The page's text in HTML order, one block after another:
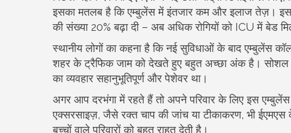
इसका मतलब है कि एम्बुलेंस में इंतजार कम और इलाज तेज़। इसके
की संख्या 20% बढ़ा दी – अब अधिक रोगियों को ICU में बेड
स्थानीय लोगों का कहना है कि नई सुविधाओं के बाद एम्बुलेंस
शहर के ट्रैफिक जाम को देखते हुए बहुत अच्छा अंक है। सोशल
का व्यवहार सहानुभूतिपूर्ण और पेशेवर था।
अगर आप दरभंगा में रहते हैं तो अपने परिवार के लिए इस
एक्सरसाइज़, जैसे रक्त चाप की जांच या टीकाकरण, भी
बच्चों वाले परिवारों को बहुत राहत देती है।